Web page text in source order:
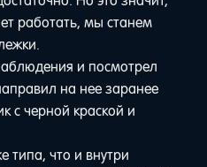
работать, мы станем
и посмотрел
на нее заранее
с черной краской и
типа, что и внутри